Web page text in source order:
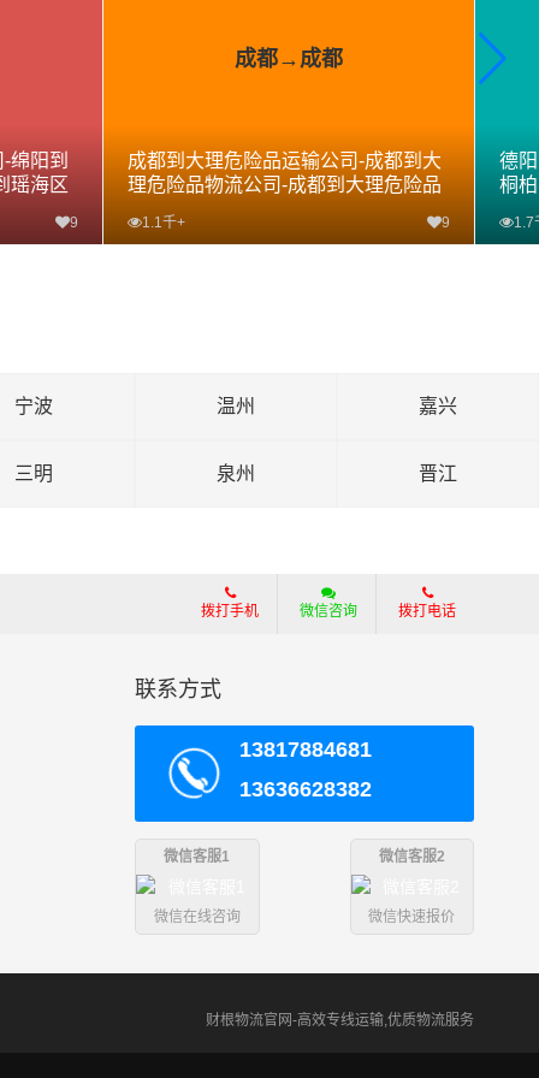
绵阳到
瑶海区
9
成都→成都
成都到大理危险品运输公司-成都到大
理危险品物流公司-成都到大理危险品
1.1千+ 9
德
桐
1.7
宁波 温州 嘉兴
三明 泉州 晋江
拨打手机 微信咨询 拨打电话
联系方式
13817884681
13636628382
微信客服1
微信在线咨询
微信客服2
微信快速报价
财根物流官网-高效专线运输,优质物流服务